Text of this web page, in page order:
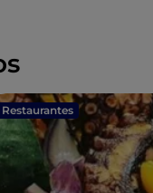
Restaurantes